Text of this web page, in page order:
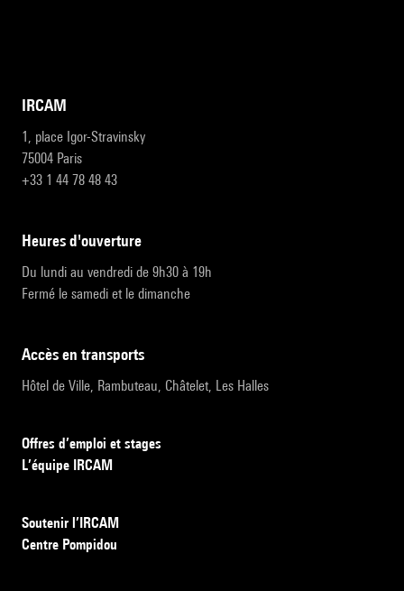
IRCAM
1, place Igor-Stravinsky
75004 Paris
+33 1 44 78 48 43
heures d'ouverture
Du lundi au vendredi de 9h30 à 19h
Fermé le samedi et le dimanche
accès en transports
Hôtel de Ville, Rambuteau, Châtelet, Les Halles
Offres d’emploi et stages
L’équipe IRCAM
Soutenir l’IRCAM
Centre Pompidou